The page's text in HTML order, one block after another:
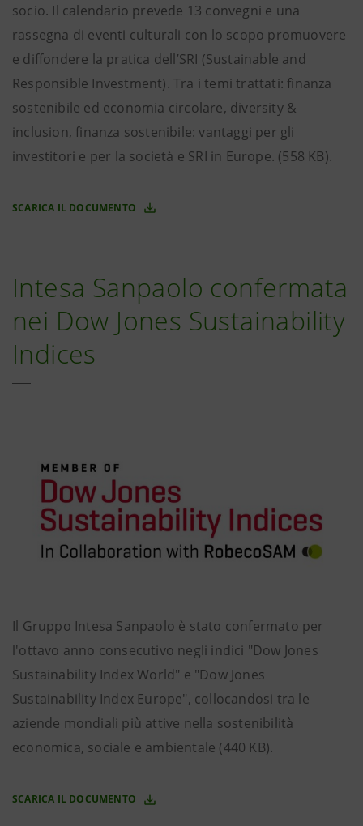
socio. Il calendario prevede 13 convegni e una
rassegna di eventi culturali con lo scopo promuovere
e diffondere la pratica dell’SRI (Sustainable and
Responsible Investment). Tra i temi trattati: finanza
sostenibile ed economia circolare, diversity &
inclusion, finanza sostenibile: vantaggi per gli
investitori e per la società e SRI in Europe. (558 KB).
SCARICA IL DOCUMENTO
Intesa Sanpaolo confermata
nei Dow Jones Sustainability
Indices
Il Gruppo Intesa Sanpaolo è stato confermato per
l'ottavo anno consecutivo negli indici "Dow Jones
Sustainability Index World" e "Dow Jones
Sustainability Index Europe", collocandosi tra le
aziende mondiali più attive nella sostenibilità
economica, sociale e ambientale (440 KB).
SCARICA IL DOCUMENTO